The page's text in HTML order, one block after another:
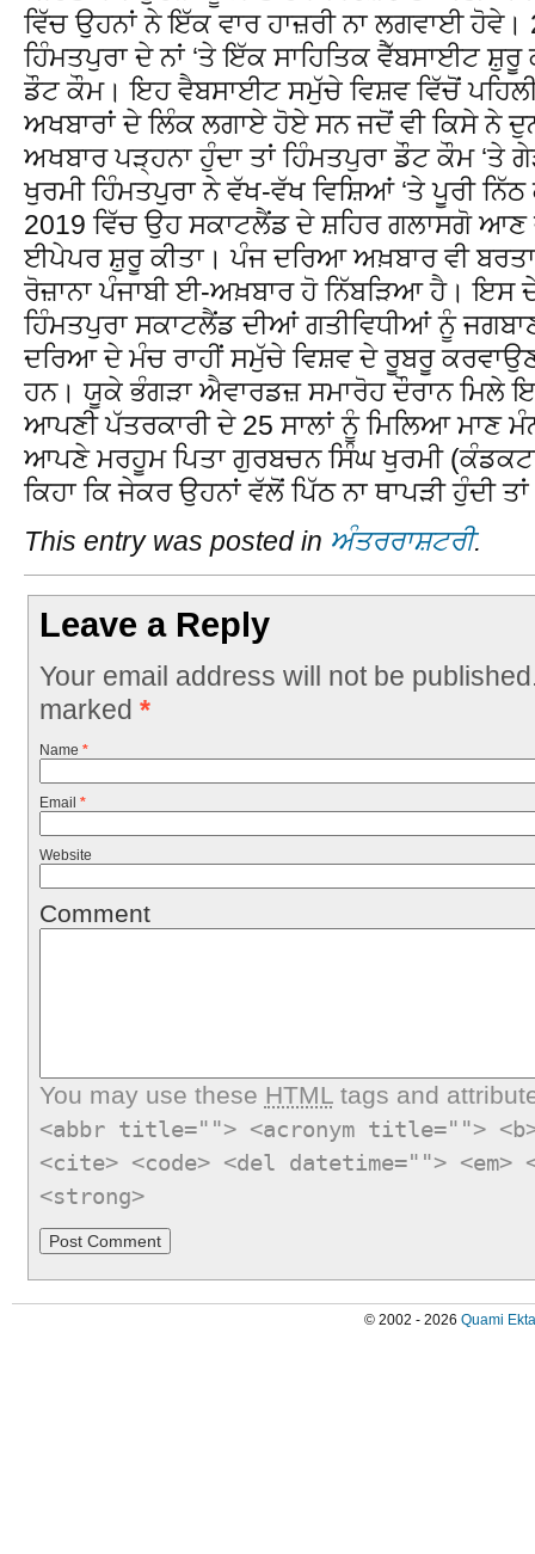
ਵਿੱਚ ਉਹਨਾਂ ਨੇ ਇੱਕ ਵਾਰ ਹਾਜ਼ਰੀ ਨਾ ਲਗਵਾਈ
ਹਿੰਮਤਪੁਰਾ ਦੇ ਨਾਂ ‘ਤੇ ਇੱਕ ਸਾਹਿਤਿਕ ਵੈੱਬਸਾਈਟ ਸ਼ੁਰੂ
ਡੌਟ ਕੌਮ। ਇਹ ਵੈਬਸਾਈਟ ਸਮੁੱਚੇ ਵਿਸ਼ਵ ਵਿੱਚੋਂ
ਅਖਬਾਰਾਂ ਦੇ ਲਿੰਕ ਲਗਾਏ ਹੋਏ ਸਨ ਜਦੋਂ ਵੀ ਕਿਸੇ ਨੇ
ਅਖਬਾਰ ਪੜ੍ਹਨਾ ਹੁੰਦਾ ਤਾਂ ਹਿੰਮਤਪੁਰਾ ਡੌਟ ਕੌਮ ‘ਤੇ
ਖੁਰਮੀ ਹਿੰਮਤਪੁਰਾ ਨੇ ਵੱਖ-ਵੱਖ ਵਿਸ਼ਿਆਂ ‘ਤੇ ਪੂਰੀ
2019 ਵਿੱਚ ਉਹ ਸਕਾਟਲੈਂਡ ਦੇ ਸ਼ਹਿਰ ਗਲਾਸਗੋ ਆਣ
ਈਪੇਪਰ ਸ਼ੁਰੂ ਕੀਤਾ। ਪੰਜ ਦਰਿਆ ਅਖ਼ਬਾਰ ਵੀ
ਰੋਜ਼ਾਨਾ ਪੰਜਾਬੀ ਈ-ਅਖ਼ਬਾਰ ਹੋ ਨਿੱਬੜਿਆ ਹੈ। ਇਸ
ਹਿੰਮਤਪੁਰਾ ਸਕਾਟਲੈਂਡ ਦੀਆਂ ਗਤੀਵਿਧੀਆਂ ਨੂੰ
ਦਰਿਆ ਦੇ ਮੰਚ ਰਾਹੀਂ ਸਮੁੱਚੇ ਵਿਸ਼ਵ ਦੇ ਰੂਬਰੂ
ਹਨ। ਯੂਕੇ ਭੰਗੜਾ ਐਵਾਰਡਜ਼ ਸਮਾਰੋਹ ਦੌਰਾਨ ਮਿਲੇ
ਆਪਣੀ ਪੱਤਰਕਾਰੀ ਦੇ 25 ਸਾਲਾਂ ਨੂੰ ਮਿਲਿਆ ਮਾਣ
ਆਪਣੇ ਮਰਹੂਮ ਪਿਤਾ ਗੁਰਬਚਨ ਸਿੰਘ ਖੁਰਮੀ
ਕਿਹਾ ਕਿ ਜੇਕਰ ਉਹਨਾਂ ਵੱਲੋਂ ਪਿੱਠ ਨਾ ਥਾਪੜੀ ਹੁੰਦੀ
This entry was posted in ਅੰਤਰਰਾਸ਼ਟਰੀ.
Leave a Reply
Your email address will not be
marked *
Name *
Email *
Website
Comment
You may use these HTMLtags and
<abbr title=""> <acronym title="">
<cite> <code> <del datetime="">
<strong>
© 2002 - 2026 Quami